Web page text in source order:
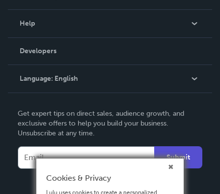
Podcast
Help
Order Lookup
Knowledge Base
Contact Support
Developers
Language: English
Deutsch
Français
Italiano
Español
Get expert tips on direct sales, audience growth, and
exclusive offers to help you build your business.
Unsubscribe at any time.
Submit
Cookies & Privacy
Lulu uses cookies to create a personalized